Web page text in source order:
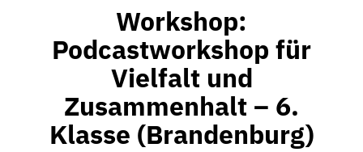
Workshop:
Podcastworkshop für
Vielfalt und
Zusammenhalt – 6.
Klasse (Brandenburg)